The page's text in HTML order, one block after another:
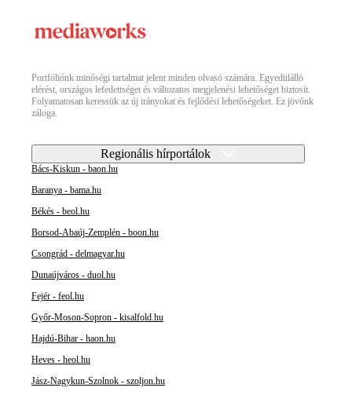
Portfóliónk minőségi tartalmat jelent minden olvasó számára. Egyedülálló
elérést, országos lefedettséget és változatos megjelenési lehetőséget biztosít.
Folyamatosan keressük az új irányokat és fejlődési lehetőségeket. Ez jövőnk
záloga.
Regionális hírportálok
Bács-Kiskun - baon.hu
Baranya - bama.hu
Békés - beol.hu
Borsod-Abaúj-Zemplén - boon.hu
Csongrád - delmagyar.hu
Dunaújváros - duol.hu
Fejér - feol.hu
Győr-Moson-Sopron - kisalfold.hu
Hajdú-Bihar - haon.hu
Heves - heol.hu
Jász-Nagykun-Szolnok - szoljon.hu